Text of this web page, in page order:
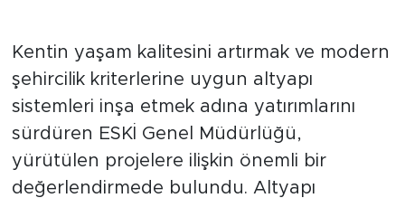
Kentin yaşam kalitesini artırmak ve modern
şehircilik kriterlerine uygun altyapı
sistemleri inşa etmek adına yatırımlarını
sürdüren ESKİ Genel Müdürlüğü,
yürütülen projelere ilişkin önemli bir
değerlendirmede bulundu. Altyapı